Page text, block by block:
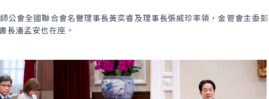
公會全國聯合會名譽理事長黃奕睿及理事長張威珍率領，金管會主委彭
長潘孟安也在座。